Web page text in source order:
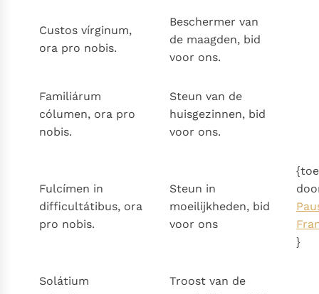
Custos vírginum,
ora pro nobis.
Beschermer van
de maagden, bid
voor ons.
Familiárum
cólumen, ora pro
nobis.
Steun van de
huisgezinnen, bid
voor ons.
Fulcímen in
difficultátibus, ora
pro nobis.
Steun in
moeilijkheden, bid
voor ons
}
Solátium
Troost van de